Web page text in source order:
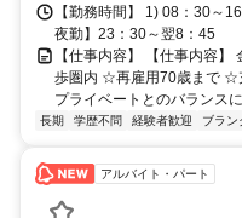
【勤務時間】 1) 08：30～
夜勤】23：30～翌8：45
【仕事内容】 【仕事内容
歩圏内 ☆再雇用70歳まで ☆
プライベートとのバランス
長期 学歴不問 経験者歓迎 ブラン
アルバイト・パート